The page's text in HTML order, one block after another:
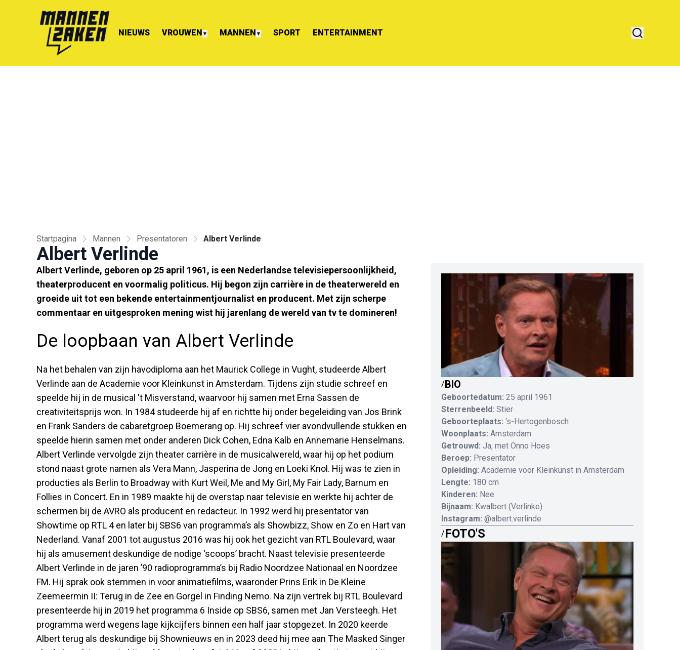
NIEUWS VROUWEN ▼ MANNEN ▼ SPORT ENTERTAINMENT
Startpagina Mannen Presentatoren Albert Verlinde
Albert Verlinde
Albert Verlinde, geboren op 25 april 1961, is een Nederlandse televisiepersoonlijkheid,
theaterproducent en voormalig politicus. Hij begon zijn carrière in de theaterwereld en
groeide uit tot een bekende entertainmentjournalist en producent. Met zijn scherpe
commentaar en uitgesproken mening wist hij jarenlang de wereld van tv te domineren!
De loopbaan van Albert Verlinde
Na het behalen van zijn havodiploma aan het Maurick College in Vught, studeerde Albert
Verlinde aan de Academie voor Kleinkunst in Amsterdam. Tijdens zijn studie schreef en
speelde hij in de musical 't Misverstand, waarvoor hij samen met Erna Sassen de
creativiteitsprijs won. In 1984 studeerde hij af en richtte hij onder begeleiding van Jos Brink
en Frank Sanders de cabaretgroep Boemerang op. Hij schreef vier avondvullende stukken en
speelde hierin samen met onder anderen Dick Cohen, Edna Kalb en Annemarie Henselmans.
Albert Verlinde vervolgde zijn theater carrière in de musicalwereld, waar hij op het podium
stond naast grote namen als Vera Mann, Jasperina de Jong en Loeki Knol. Hij was te zien in
producties als Berlin to Broadway with Kurt Weil, Me and My Girl, My Fair Lady, Barnum en
Follies in Concert. En in 1989 maakte hij de overstap naar televisie en werkte hij achter de
schermen bij de AVRO als producent en redacteur. In 1992 werd hij presentator van
Showtime op RTL 4 en later bij SBS6 van programma’s als Showbizz, Show en Zo en Hart van
Nederland. Vanaf 2001 tot augustus 2016 was hij ook het gezicht van RTL Boulevard, waar
hij als amusement deskundige de nodige ‘scoops’ bracht. Naast televisie presenteerde
Albert Verlinde in de jaren ’90 radioprogramma’s bij Radio Noordzee Nationaal en Noordzee
FM. Hij sprak ook stemmen in voor animatiefilms, waaronder Prins Erik in De Kleine
Zeemeermin II: Terug in de Zee en Gorgel in Finding Nemo. Na zijn vertrek bij RTL Boulevard
presenteerde hij in 2019 het programma 6 Inside op SBS6, samen met Jan Versteegh. Het
programma werd wegens lage kijkcijfers binnen een half jaar stopgezet. In 2020 keerde
Albert terug als deskundige bij Shownieuws en in 2023 deed hij mee aan The Masked Singer
/BIO
Geboortedatum: 25 april 1961
Sterrenbeeld: Stier
Geboorteplaats: ‘s-Hertogenbosch
Woonplaats: Amsterdam
Getrouwd: Ja, met Onno Hoes
Beroep: Presentator
Opleiding: Academie voor Kleinkunst in Amsterdam
Lengte: 180 cm
Kinderen: Nee
Bijnaam: Kwalbert (Verlinke)
Instagram: @albert.verlinde
/FOTO'S